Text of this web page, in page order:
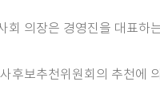
회 의장은 경영진을 대표하
후보추천위원회의 추천에